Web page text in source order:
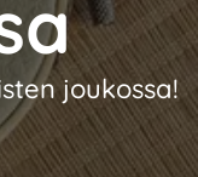
joukossa!